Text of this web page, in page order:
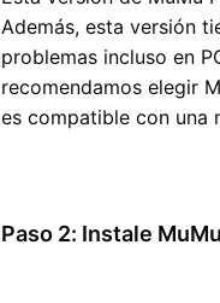
Además, esta versión
problemas incluso en
recomendamos elegir
es compatible con una
Paso 2: Instale